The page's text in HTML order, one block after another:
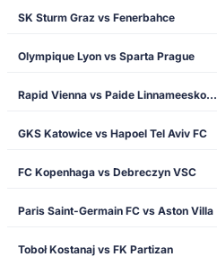
SK Sturm Graz vs Fenerbahce
Olympique Lyon vs Sparta Prague
Rapid Vienna vs Paide Linnameeskond
GKS Katowice vs Hapoel Tel Aviv FC
FC Kopenhaga vs Debreczyn VSC
Paris Saint-Germain FC vs Aston Villa
Toboł Kostanaj vs FK Partizan